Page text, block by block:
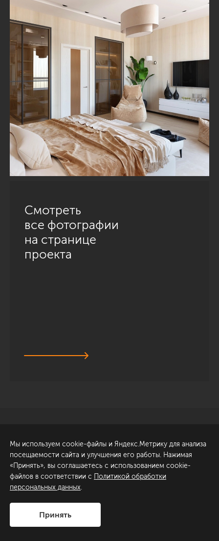
Смотреть
все фотографии
на странице
проекта
Обсудить проект
ул. Академика Павлова, 6
к1
+7 (812) 200-95-55
Сделано в
Мы используем cookie-файлы и Яндекс.Метрику для анализа
посещаемости сайта и улучшения его работы. Нажимая
«Принять», вы соглашаетесь с использованием cookie-
файлов в соответствии с Политикой обработки
персональных данных.
Принять